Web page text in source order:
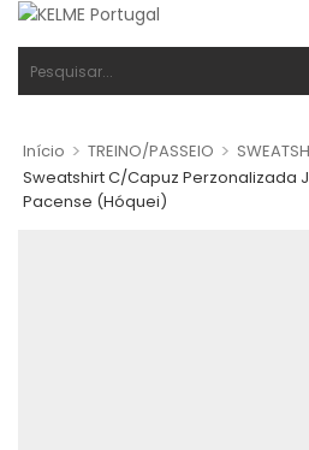
Início > TREINO/PASSEIO >
Sweatshirt C/Capuz Perzonalizada
Pacense (Hóquei)